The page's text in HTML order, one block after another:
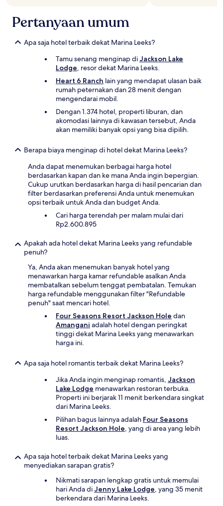
Pertanyaan umum
Apa saja hotel terbaik dekat Marina Leeks?
Tamu senang menginap diJackson Lake
Lodge, resor dekat Marina Leeks.
Heart 6 Ranch lain yang mendapat ulasan baik
rumah peternakan dan 28 menit dengan
mengendarai mobil.
Dengan 1.374 hotel, properti liburan, dan
akomodasi lainnya di kawasan tersebut, Anda
akan memiliki banyak opsi yang bisa dipilih.
Berapa biaya menginap di hotel dekat Marina Leeks?
Anda dapat menemukan berbagai harga hotel
berdasarkan kapan dan ke mana Anda ingin bepergian.
Cukup urutkan berdasarkan harga di hasil pencarian dan
filter berdasarkan preferensi Anda untuk menemukan
opsi terbaik untuk Anda dan budget Anda.
Cari harga terendah per malam mulai dari
Rp2.600.895
Apakah ada hotel dekat Marina Leeks yang refundable
penuh?
Ya, Anda akan menemukan banyak hotel yang
menawarkan harga kamar refundable asalkan Anda
membatalkan sebelum tenggat pembatalan. Temukan
harga refundable menggunakan filter "Refundable
penuh" saat mencari hotel.
Four Seasons Resort Jackson Hole dan
Amangani adalah hotel dengan peringkat
tinggi dekat Marina Leeks yang menawarkan
harga ini.
Apa saja hotel romantis terbaik dekat Marina Leeks?
Jika Anda ingin menginap romantis, Jackson
Lake Lodge menawarkan restoran terbuka.
Properti ini berjarak 11 menit berkendara singkat
dari Marina Leeks.
Pilihan bagus lainnya adalah Four Seasons
Resort Jackson Hole, yang di area yang lebih
luas.
Apa saja hotel terbaik dekat Marina Leeks yang
menyediakan sarapan gratis?
Nikmati sarapan lengkap gratis untuk memulai
hari Anda diJenny Lake Lodge, yang 35 menit
berkendara dari Marina Leeks.